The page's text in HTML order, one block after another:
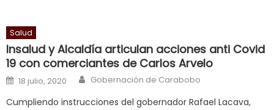
will
smith
is
cuckold,
nice
Salud
Insalud y Alcaldía articulan acciones anti Covid
19 con comerciantes de Carlos Arvelo
Posted on
18 julio, 2020 Author
Gobernación de Carabobo
Cumpliendo instrucciones del gobernador Rafael Lacava,